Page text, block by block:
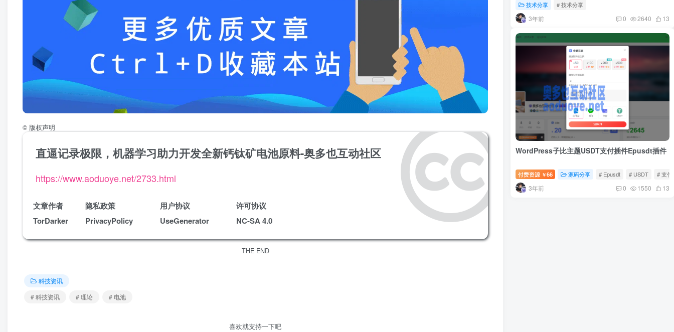
© 版权声明
直逼记录极限，机器学习助力开发全新钙钛矿电池原料-奥多也互动社区
https://www.aoduoye.net/2733.html
文章作者
TorDarker
隐私政策
PrivacyPolicy
用户协议
UseGenerator
许可协议
NC-SA 4.0
THE END
科技资讯
# 科技资讯
# 理论 # 电池
喜欢就支持一下吧
技术分享 # 技术分享
3年前 0 2640 13
WordPress子比主题USDT支付插件Epusdt插件
付费资源 ￥66 源码分享 # Epusdt # USDT # 支付
3年前 0 1550 13